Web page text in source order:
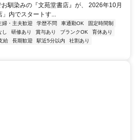
染みの『文苑堂書店』が、 2026年10月
内でスタートす...
婦・主夫歓迎 学歴不問 車通勤OK
固定時間制
研修あり 賞与あり ブランクOK
育休あり
給 長期歓迎 駅近5分以内
社割あり